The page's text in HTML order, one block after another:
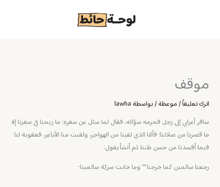
موقف
اترك تعليقاً/موعظة/ بواسطة lawha
سافر أعرابي إلى رجل فحرمه سؤاله، فقال لما سئل عن سفره: ما ربحنا في سفرنا إلا
ما قصرنا من صلاتنا؛ فأمّا الذي لقينا من الهواجر، ولقيت منا الأباعر، فعقوبة لنا
فيما أفسدنا من حسن ظننا. ثم أنشأ يقول:
رجعنا سالمين كما خرجنا “” وما خابت سريّة سالمينا٠